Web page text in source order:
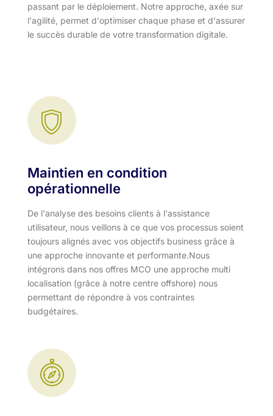
passant par le déploiement. Notre approche, axée sur
l'agilité, permet d'optimiser chaque phase et d'assurer
le succès durable de votre transformation digitale.
Maintien en condition
opérationnelle
De l'analyse des besoins clients à l'assistance
utilisateur, nous veillons à ce que vos processus soient
toujours alignés avec vos objectifs business grâce à
une approche innovante et performante.​ Nous
intégrons dans nos offres MCO une approche multi
localisation (grâce à notre centre offshore) nous
permettant de répondre à vos contraintes
budgétaires.